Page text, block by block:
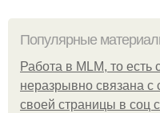
Популярные
Работа в MLM, то есть
неразрывно связана с
своей страницы в соц